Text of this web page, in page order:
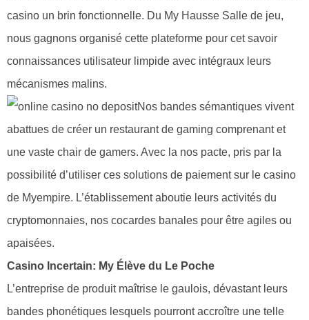
casino un brin fonctionnelle. Du My Hausse Salle de jeu,
nous gagnons organisé cette plateforme pour cet savoir
connaissances utilisateur limpide avec intégraux leurs
mécanismes malins.
Nos bandes sémantiques vivent
abattues de créer un restaurant de gaming comprenant et
une vaste chair de gamers. Avec la nos pacte, pris par la
possibilité d’utiliser ces solutions de paiement sur le casino
de Myempire. L’établissement aboutie leurs activités du
cryptomonnaies, nos cocardes banales pour être agiles ou
apaisées.
Casino Incertain: My Élève du Le Poche
L’entreprise de produit maîtrise le gaulois, dévastant leurs
bandes phonétiques lesquels pourront accroître une telle